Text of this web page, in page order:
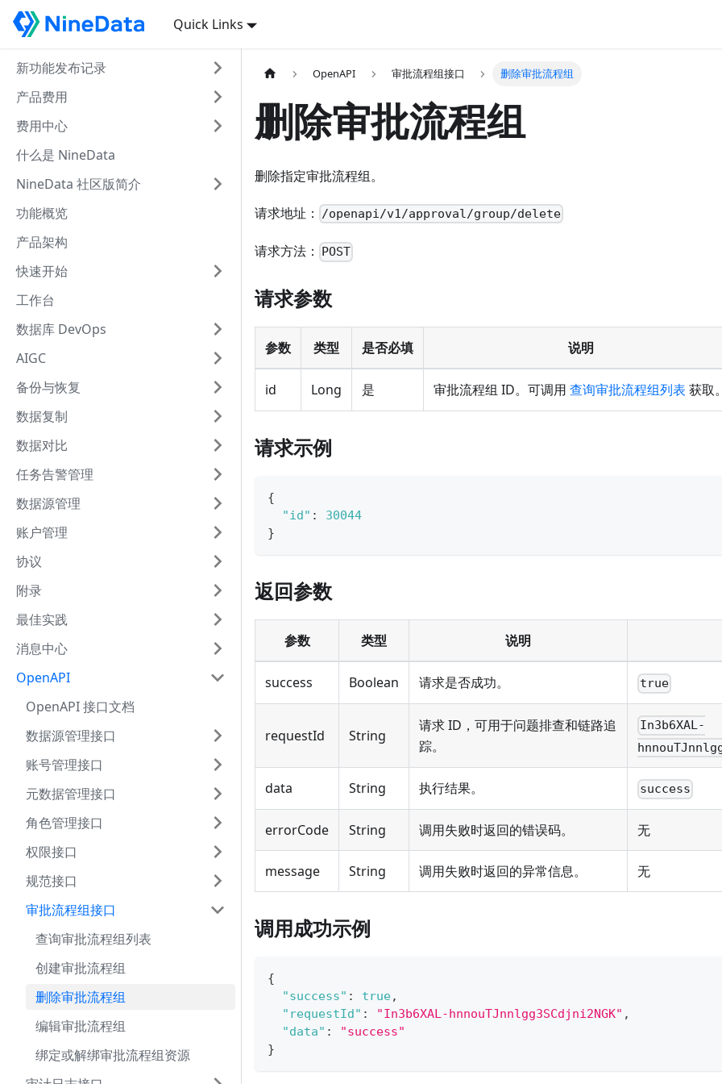
Quick Links
新功能发布记录
产品费用
费用中心
什么是 NineData
NineData 社区版简介
功能概览
产品架构
快速开始
工作台
数据库 DevOps
AIGC
备份与恢复
数据复制
数据对比
任务告警管理
数据源管理
账户管理
协议
附录
最佳实践
消息中心
OpenAPI
OpenAPI 接口文档
数据源管理接口
账号管理接口
元数据管理接口
角色管理接口
权限接口
规范接口
审批流程组接口
查询审批流程组列表
创建审批流程组
删除审批流程组
编辑审批流程组
绑定或解绑审批流程组资源
OpenAPI 审批流程组接口 删除审批流程组
删除审批流程组
删除指定审批流程组。
请求地址： /openapi/v1/approval/group/delete
请求方法： POST
请求参数
参数 类型 是否必填 说明
id Long 是 审批流程组 ID。可调用 查询审批流程组列表 获取。
请求示例
{
"id" :
30044
}
返回参数
参数 类型 说明
success Boolean 请求是否成功。 true
requestId String
请求 ID，可用于问题排查和链路追
踪。
In3b6XAL-
data String 执行结果。 success
errorCode String 调用失败时返回的错误码。 无
message String 调用失败时返回的异常信息。 无
调用成功示例
{
"success" : true,
"requestId" : "In3b6XAL-hnnouTJnnlgg3SCdjni2NGK" ,
"data" :
"success"
}